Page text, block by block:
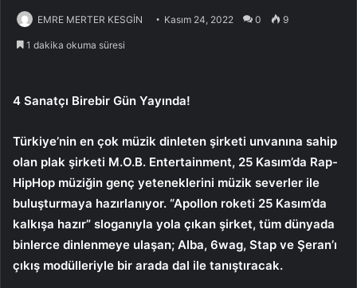
EMRE MERTER KESGİN Kasım 24, 2022 0 9
1 dakika okuma süresi
4 Sanatçı Birebir Gün Yayında!
Türkiye’nin en çok müzik dinleten şirketi unvanına sahip
olan plak şirketi M.O.B. Entertainment, 25 Kasım’da Rap-
HipHop müziğin genç yeteneklerini müzik severler ile
buluşturmaya hazırlanıyor. “Apollon roketi 25 Kasım’da
kalkışa hazır” sloganıyla yola çıkan şirket, tüm dünyada
binlerce dinlenmeye ulaşan; Alba, 6wag, Stap ve Şeran’ı
çıkış modülleriyle bir arada dal ile tanıştıracak.